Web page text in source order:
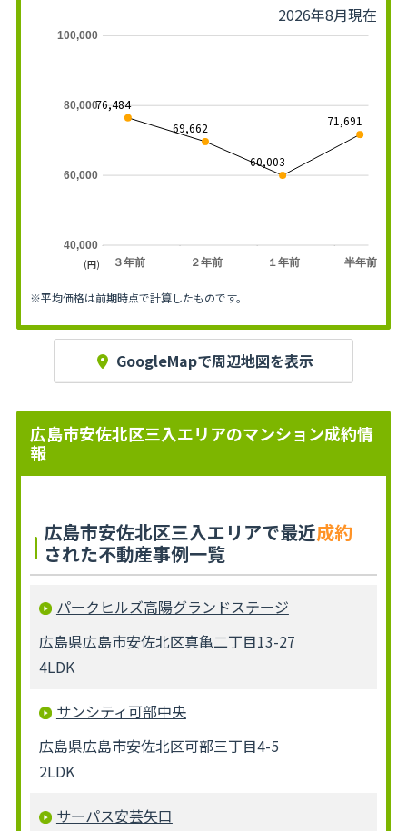
2026年8月現在
３年前 ２年前 １年前 半年前
40,000
60,000
80,000
100,000
76,484
69,662
60,003
71,691
(円)
※平均価格は前期時点で計算したものです。
GoogleMapで周辺地図を表示
広島市安佐北区三入エリアのマンション成約情
報
広島市安佐北区三入エリアで最近成約
された不動産事例一覧
パークヒルズ高陽グランドステージ
広島県広島市安佐北区真亀二丁目13-27
4LDK
サンシティ可部中央
広島県広島市安佐北区可部三丁目4-5
2LDK
サーパス安芸矢口